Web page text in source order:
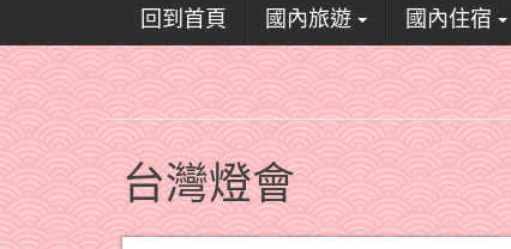
回到首頁 國內旅遊 國內住宿
台灣燈會